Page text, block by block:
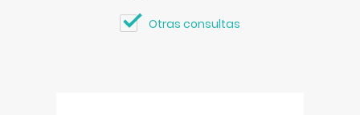
Otras consultas